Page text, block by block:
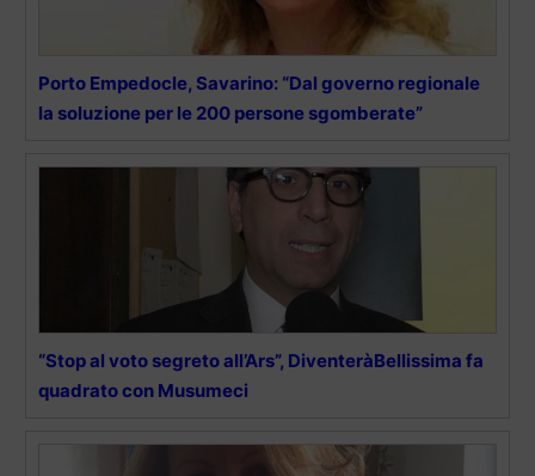
Porto Empedocle, Savarino: “Dal governo regionale
la soluzione per le 200 persone sgomberate”
“Stop al voto segreto all’Ars”, DiventeràBellissima fa
quadrato con Musumeci